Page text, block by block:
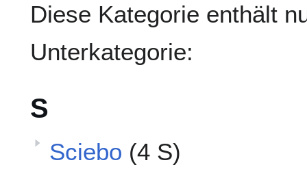
Diese Kategorie enthält
Unterkategorie:
S
Sciebo (4 S)